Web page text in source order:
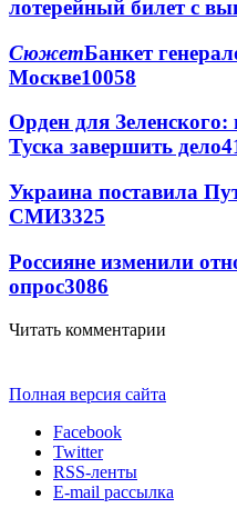
лотерейный билет с
СюжетБанкет
Москве10058
Орден для
Туска завершить дело
Украина поставила
СМИ3325
Россияне изменили
опрос3086
Читать комментарии
Полная версия сайта
Facebook
Twitter
RSS-ленты
E-mail рассылка